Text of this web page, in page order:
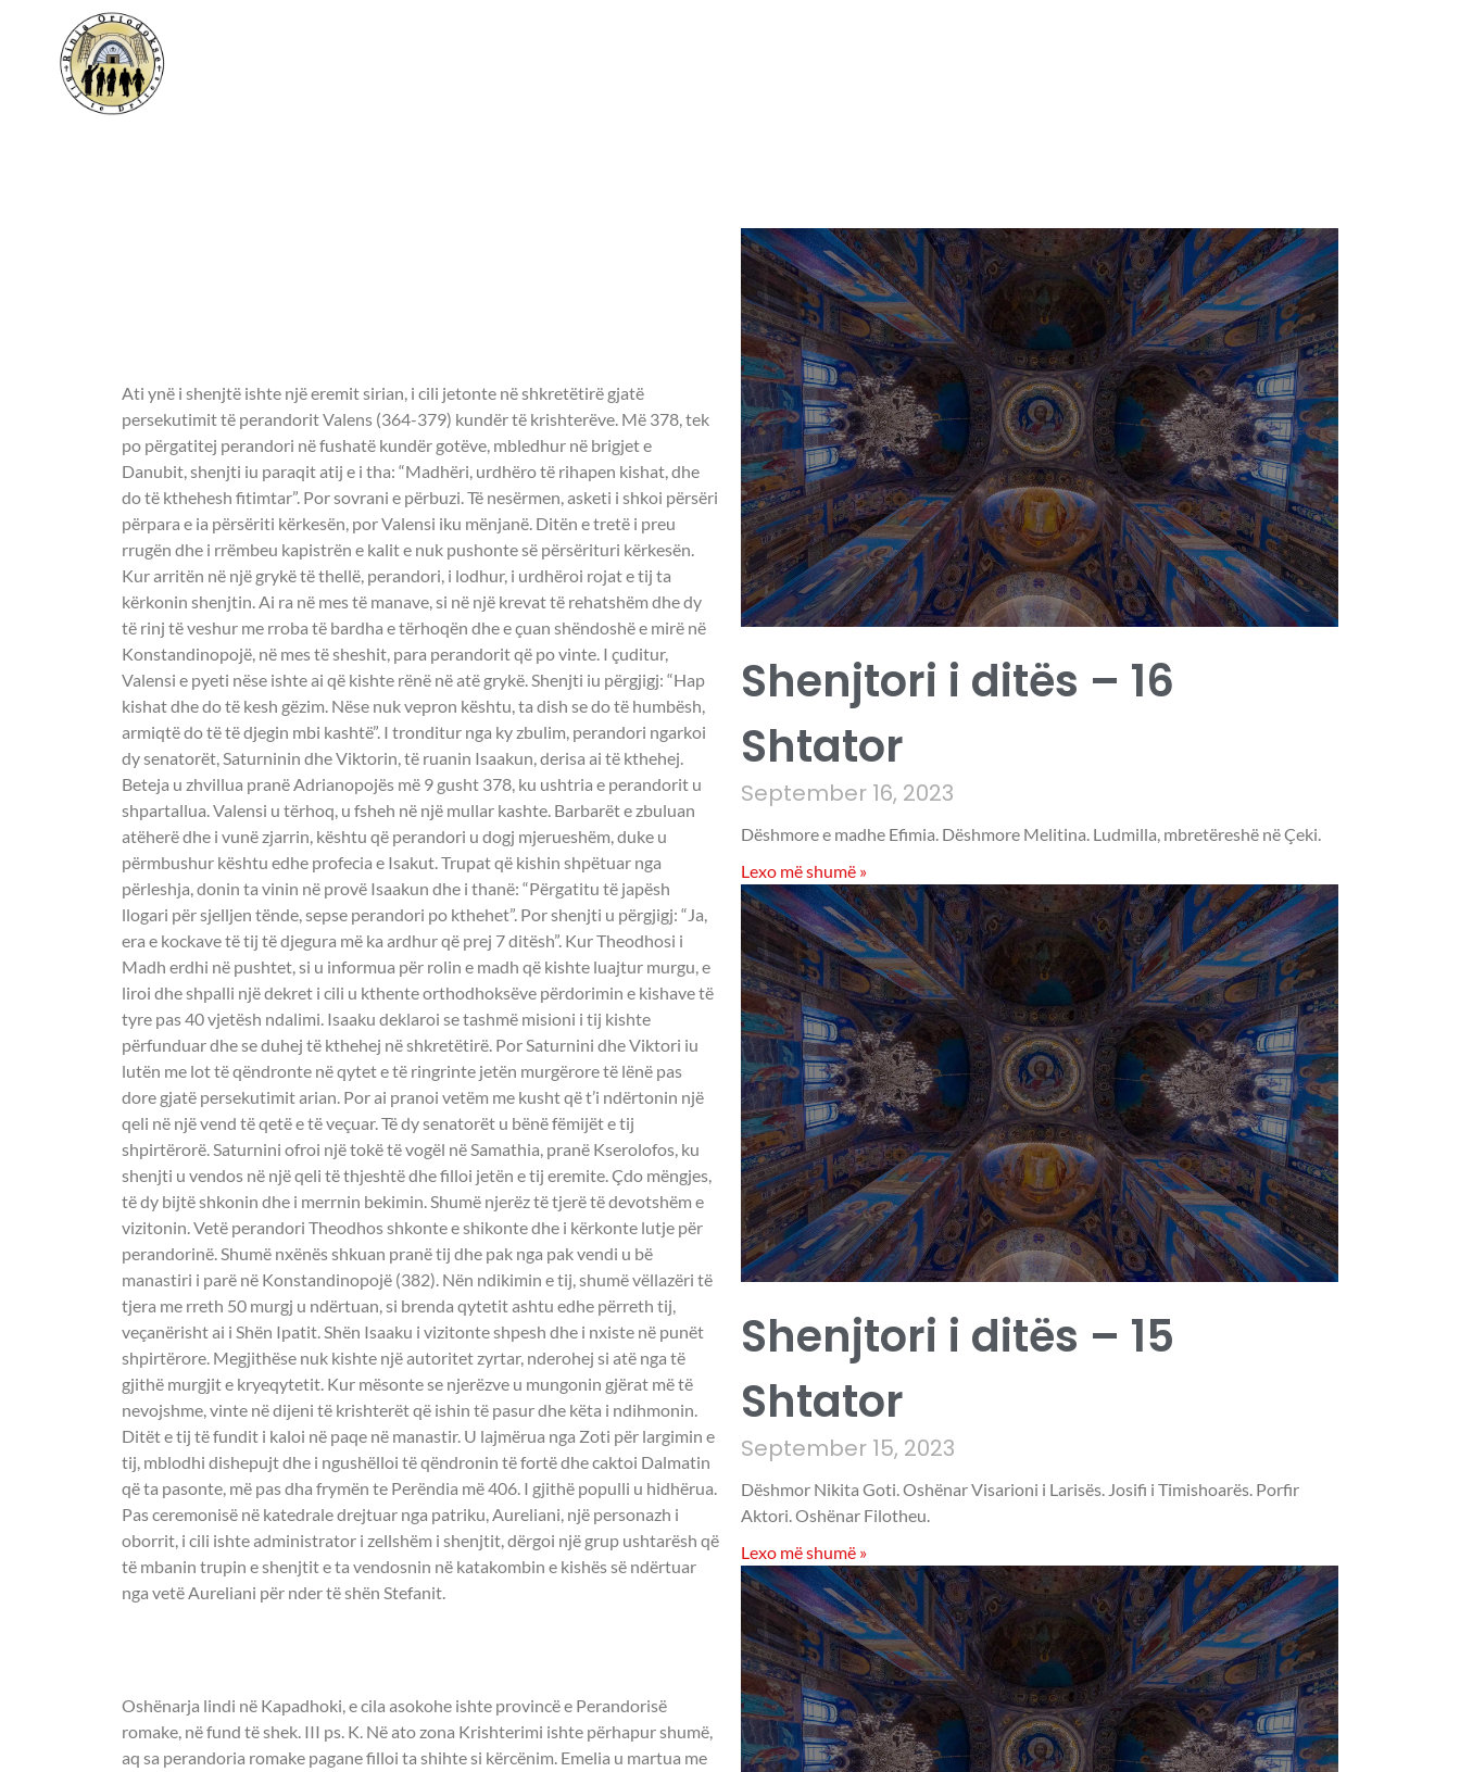
Ati ynë i shenjtë ishte një eremit sirian, i cili jetonte në shkretëtirë gjatë
persekutimit të perandorit Valens (364-379) kundër të krishterëve. Më 378, tek
po përgatitej perandori në fushatë kundër gotëve, mbledhur në brigjet e
Danubit, shenjti iu paraqit atij e i tha: “Madhëri, urdhëro të rihapen kishat, dhe
do të kthehesh fitimtar”. Por sovrani e përbuzi. Të nesërmen, asketi i shkoi përsëri
përpara e ia përsëriti kërkesën, por Valensi iku mënjanë. Ditën e tretë i preu
rrugën dhe i rrëmbeu kapistrën e kalit e nuk pushonte së përsërituri kërkesën.
Kur arritën në një grykë të thellë, perandori, i lodhur, i urdhëroi rojat e tij ta
kërkonin shenjtin. Ai ra në mes të manave, si në një krevat të rehatshëm dhe dy
të rinj të veshur me rroba të bardha e tërhoqën dhe e çuan shëndoshë e mirë në
Konstandinopojë, në mes të sheshit, para perandorit që po vinte. I çuditur,
Valensi e pyeti nëse ishte ai që kishte rënë në atë grykë. Shenjti iu përgjigj: “Hap
kishat dhe do të kesh gëzim. Nëse nuk vepron kështu, ta dish se do të humbësh,
armiqtë do të të djegin mbi kashtë”. I tronditur nga ky zbulim, perandori ngarkoi
dy senatorët, Saturninin dhe Viktorin, të ruanin Isaakun, derisa ai të kthehej.
Beteja u zhvillua pranë Adrianopojës më 9 gusht 378, ku ushtria e perandorit u
shpartallua. Valensi u tërhoq, u fsheh në një mullar kashte. Barbarët e zbuluan
atëherë dhe i vunë zjarrin, kështu që perandori u dogj mjerueshëm, duke u
përmbushur kështu edhe profecia e Isakut. Trupat që kishin shpëtuar nga
përleshja, donin ta vinin në provë Isaakun dhe i thanë: “Përgatitu të japësh
llogari për sjelljen tënde, sepse perandori po kthehet”. Por shenjti u përgjigj: “Ja,
era e kockave të tij të djegura më ka ardhur që prej 7 ditësh”. Kur Theodhosi i
Madh erdhi në pushtet, si u informua për rolin e madh që kishte luajtur murgu, e
liroi dhe shpalli një dekret i cili u kthente orthodhoksëve përdorimin e kishave të
tyre pas 40 vjetësh ndalimi. Isaaku deklaroi se tashmë misioni i tij kishte
përfunduar dhe se duhej të kthehej në shkretëtirë. Por Saturnini dhe Viktori iu
lutën me lot të qëndronte në qytet e të ringrinte jetën murgërore të lënë pas
dore gjatë persekutimit arian. Por ai pranoi vetëm me kusht që t’i ndërtonin një
qeli në një vend të qetë e të veçuar. Të dy senatorët u bënë fëmijët e tij
shpirtërorë. Saturnini ofroi një tokë të vogël në Samathia, pranë Kserolofos, ku
shenjti u vendos në një qeli të thjeshtë dhe filloi jetën e tij eremite. Çdo mëngjes,
të dy bijtë shkonin dhe i merrnin bekimin. Shumë njerëz të tjerë të devotshëm e
vizitonin. Vetë perandori Theodhos shkonte e shikonte dhe i kërkonte lutje për
perandorinë. Shumë nxënës shkuan pranë tij dhe pak nga pak vendi u bë
manastiri i parë në Konstandinopojë (382). Nën ndikimin e tij, shumë vëllazëri të
tjera me rreth 50 murgj u ndërtuan, si brenda qytetit ashtu edhe përreth tij,
veçanërisht ai i Shën Ipatit. Shën Isaaku i vizitonte shpesh dhe i nxiste në punët
shpirtërore. Megjithëse nuk kishte një autoritet zyrtar, nderohej si atë nga të
gjithë murgjit e kryeqytetit. Kur mësonte se njerëzve u mungonin gjërat më të
nevojshme, vinte në dijeni të krishterët që ishin të pasur dhe këta i ndihmonin.
Ditët e tij të fundit i kaloi në paqe në manastir. U lajmërua nga Zoti për largimin e
tij, mblodhi dishepujt dhe i ngushëlloi të qëndronin të fortë dhe caktoi Dalmatin
që ta pasonte, më pas dha frymën te Perëndia më 406. I gjithë populli u hidhërua.
Pas ceremonisë në katedrale drejtuar nga patriku, Aureliani, një personazh i
oborrit, i cili ishte administrator i zellshëm i shenjtit, dërgoi një grup ushtarësh që
të mbanin trupin e shenjtit e ta vendosnin në katakombin e kishës së ndërtuar
nga vetë Aureliani për nder të shën Stefanit.
Oshënarja lindi në Kapadhoki, e cila asokohe ishte provincë e Perandorisë
romake, në fund të shek. III ps. K. Në ato zona Krishterimi ishte përhapur shumë,
aq sa perandoria romake pagane filloi ta shihte si kërcënim. Emelia u martua me
Shenjtori i ditës – 16
Shtator
September 16, 2023
Dëshmore e madhe Efimia. Dëshmore Melitina. Ludmilla, mbretëreshë në Çeki.
Lexo më shumë »
Shenjtori i ditës – 15
Shtator
September 15, 2023
Dëshmor Nikita Goti. Oshënar Visarioni i Larisës. Josifi i Timishoarës. Porfir
Aktori. Oshënar Filotheu.
Lexo më shumë »